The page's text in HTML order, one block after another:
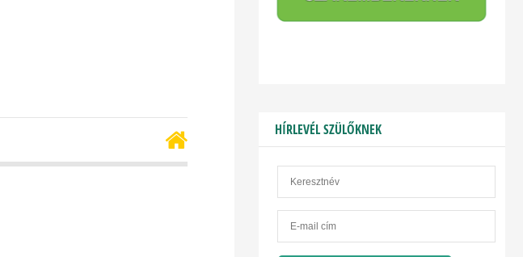
HÍRLEVÉL SZÜLŐKNEK